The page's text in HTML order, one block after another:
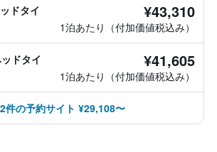
ドタイ
¥43,310
1泊あたり（付加価値税込み）
ドタイ
¥41,605
1泊あたり（付加価値税込み）
件の予約サイト ¥29,108〜